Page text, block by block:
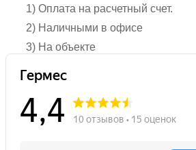
1) Оплата на расчетный счет.
2) Наличными в офисе
3) На объекте